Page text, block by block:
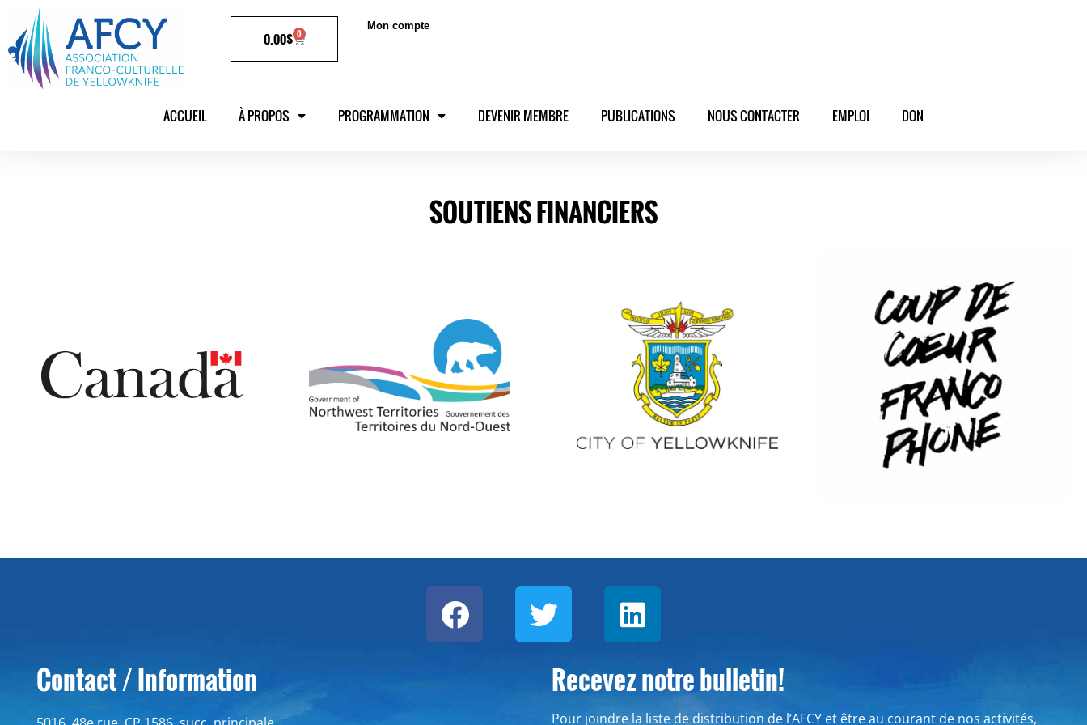
0.00$ 0
Mon compte
ACCUEIL À PROPOS PROGRAMMATION DEVENIR MEMBRE PUBLICATIONS NOUS CONTACTER EMPLOI DON
SOUTIENS FINANCIERS
Contact / Information Recevez notre bulletin!
Pour joindre la liste de distribution de l’AFCY et être au courant de nos activités,